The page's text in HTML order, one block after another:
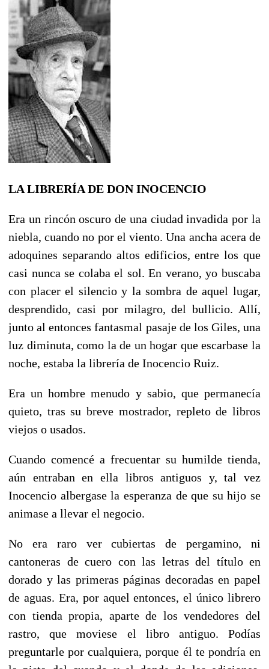
LA LIBRERÍA DE DON INOCENCIO
Era un rincón oscuro de una ciudad invadida por la
niebla, cuando no por el viento. Una ancha acera de
adoquines separando altos edificios, entre los que
casi nunca se colaba el sol. En verano, yo buscaba
con placer el silencio y la sombra de aquel lugar,
desprendido, casi por milagro, del bullicio. Allí,
junto al entonces fantasmal pasaje de los Giles, una
luz diminuta, como la de un hogar que escarbase la
noche, estaba la librería de Inocencio Ruiz.
Era un hombre menudo y sabio, que permanecía
quieto, tras su breve mostrador, repleto de libros
viejos o usados.
Cuando comencé a frecuentar su humilde tienda,
aún entraban en ella libros antiguos y, tal vez
Inocencio albergase la esperanza de que su hijo se
animase a llevar el negocio.
No era raro ver cubiertas de pergamino, ni
cantoneras de cuero con las letras del título en
dorado y las primeras páginas decoradas en papel
de aguas. Era, por aquel entonces, el único librero
con tienda propia, aparte de los vendedores del
rastro, que moviese el libro antiguo. Podías
preguntarle por cualquiera, porque él te pondría en